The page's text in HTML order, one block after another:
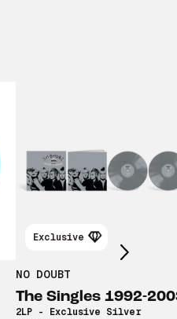
Exclusive
NO DOUBT
The Singles 1992-
2LP - Exclusive Silver